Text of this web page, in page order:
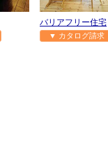
バリアフリー住宅
▼ カタログ請